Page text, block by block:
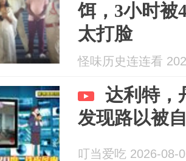
饵，3小时被
太打脸
怪味历史连连看
达利特，
发现路以被
叮当爱吃 2026-08-